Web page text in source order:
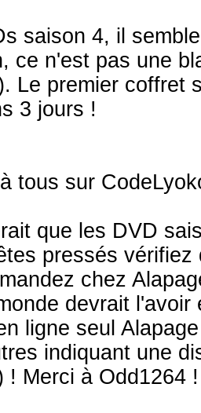
saison 4, il
ce n'est pas une
Le premier coffret
3 jours !
tous sur
que les DVD
pressés
chez
devrait
ligne seul
indiquant une
! Merci à Odd1264 !